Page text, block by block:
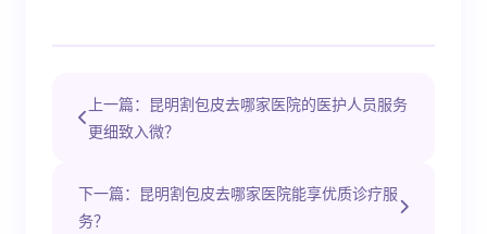
上一篇：昆明割包皮去哪家医院的医护人员服务
更细致入微？
下一篇：昆明割包皮去哪家医院能享优质诊疗服
务？